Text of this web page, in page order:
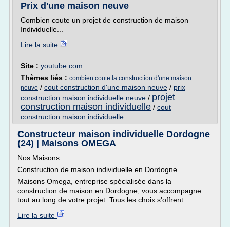
Prix d'une maison neuve
Combien coute un projet de construction de maison
Individuelle...
Lire la suite
Site : youtube.com
Thèmes liés : combien coute la construction d'une maison
neuve / cout construction d'une maison neuve / prix
construction maison individuelle neuve / projet
construction maison individuelle / cout
construction maison individuelle
Constructeur maison individuelle Dordogne
(24) | Maisons OMEGA
Nos Maisons
Construction de maison individuelle en Dordogne
Maisons Omega, entreprise spécialisée dans la
construction de maison en Dordogne, vous accompagne
tout au long de votre projet. Tous les choix s'offrent...
Lire la suite